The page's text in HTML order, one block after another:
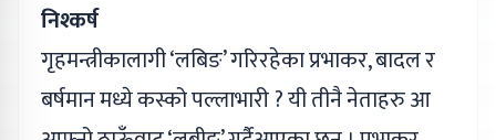
निश्कर्ष
गृहमन्त्रीकालागी ‘लबिङ’ गरिरहेका प्रभाकर, बादल र
बर्षमान मध्ये कस्को पल्लाभारी ? यी तीनै नेताहरु आ